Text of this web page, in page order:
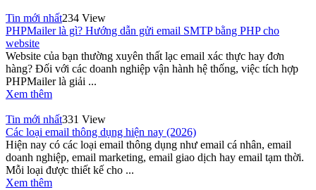
Tin mới nhất234 View
PHPMailer là gì? Hướng dẫn gửi email SMTP bằng PHP cho
website
Website của bạn thường xuyên thất lạc email xác thực hay đơn
hàng? Đối với các doanh nghiệp vận hành hệ thống, việc tích hợp
PHPMailer là giải ...
Xem thêm
Tin mới nhất331 View
Các loại email thông dụng hiện nay (2026)
Hiện nay có các loại email thông dụng như email cá nhân, email
doanh nghiệp, email marketing, email giao dịch hay email tạm thời.
Mỗi loại được thiết kế cho ...
Xem thêm